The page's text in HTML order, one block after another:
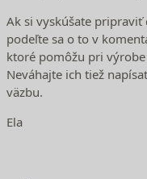
Ak si vyskúšate
podeľte sa o to v
ktoré pomôžu pri
Neváhajte ich tiež
väzbu.
Ela